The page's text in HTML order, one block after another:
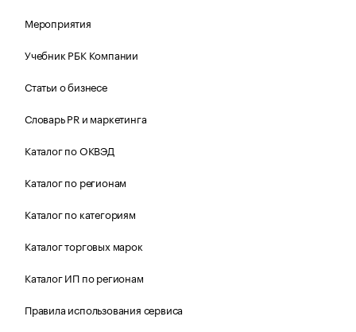
Мероприятия
Учебник РБК Компании
Статьи о бизнесе
Словарь PR и маркетинга
Каталог по ОКВЭД
Каталог по регионам
Каталог по категориям
Каталог торговых марок
Каталог ИП по регионам
Правила использования сервиса